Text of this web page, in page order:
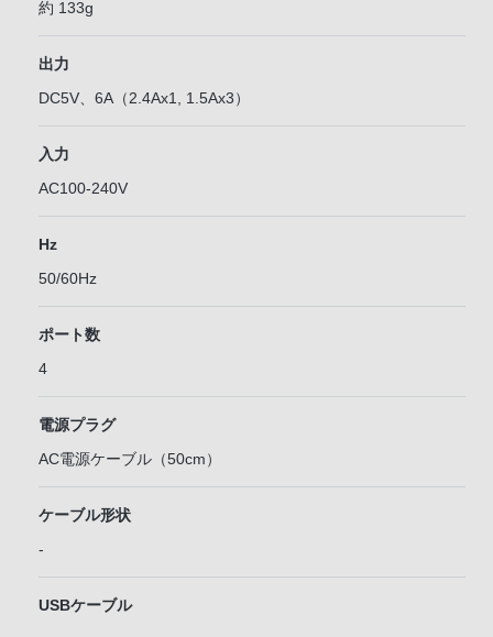
約 133g
出力
DC5V、6A（2.4Ax1, 1.5Ax3）
入力
AC100-240V
Hz
50/60Hz
ポート数
4
電源プラグ
AC電源ケーブル（50cm）
ケーブル形状
-
USBケーブル